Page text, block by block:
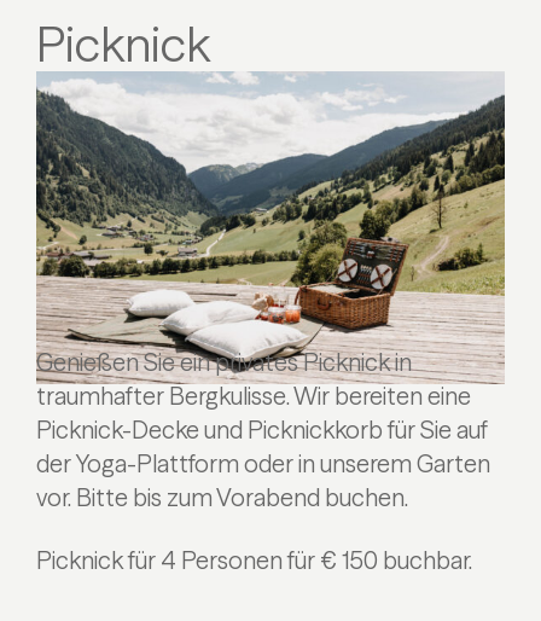
Picknick
Genießen Sie ein privates Picknick in
traumhafter Bergkulisse. Wir bereiten eine
Picknick-Decke und Picknickkorb für Sie auf
der Yoga-Plattform oder in unserem Garten
vor. Bitte bis zum Vorabend buchen.
Picknick für 4 Personen für € 150 buchbar.